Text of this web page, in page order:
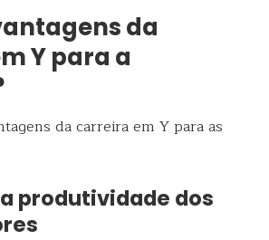
da
Y para a
da carreira em Y para as
produtividade dos